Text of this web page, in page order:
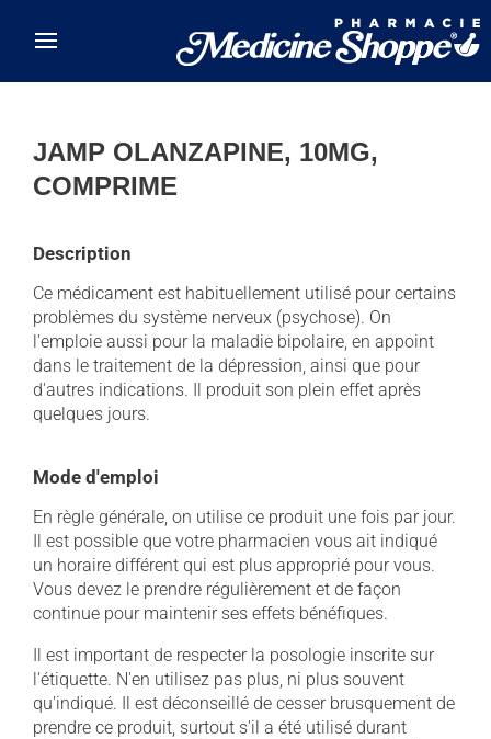
JAMP OLANZAPINE, 10MG,
COMPRIME
Description
Ce médicament est habituellement utilisé pour certains
problèmes du système nerveux (psychose). On
l'emploie aussi pour la maladie bipolaire, en appoint
dans le traitement de la dépression, ainsi que pour
d'autres indications. Il produit son plein effet après
quelques jours.
Mode d'emploi
En règle générale, on utilise ce produit une fois par jour.
Il est possible que votre pharmacien vous ait indiqué
un horaire différent qui est plus approprié pour vous.
Vous devez le prendre régulièrement et de façon
continue pour maintenir ses effets bénéfiques.
Il est important de respecter la posologie inscrite sur
l'étiquette. N'en utilisez pas plus, ni plus souvent
qu'indiqué. Il est déconseillé de cesser brusquement de
prendre ce produit, surtout s'il a été utilisé durant